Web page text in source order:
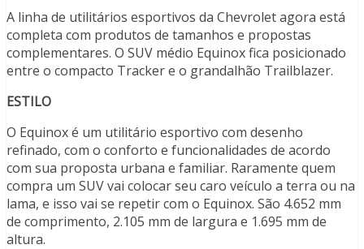
A linha de utilitários esportivos da Chevrolet agora está
completa com produtos de tamanhos e propostas
complementares. O SUV médio Equinox fica posicionado
entre o compacto Tracker e o grandalhão Trailblazer.
ESTILO
O Equinox é um utilitário esportivo com desenho
refinado, com o conforto e funcionalidades de acordo
com sua proposta urbana e familiar. Raramente quem
compra um SUV vai colocar seu caro veículo a terra ou na
lama, e isso vai se repetir com o Equinox. São 4.652 mm
de comprimento, 2.105 mm de largura e 1.695 mm de
altura.